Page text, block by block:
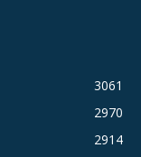
3061
2970
2914